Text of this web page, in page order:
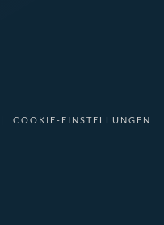
COOKIE-EINSTELLUNGEN